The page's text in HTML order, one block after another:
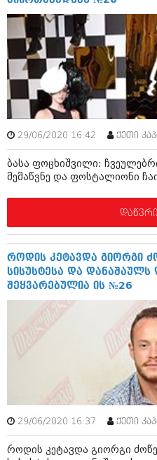
მედიცინა
სპორტი
კადრს მიღმა
კულინარია
ავტორჩევები
ბელადები
ბიზნესსიახლეები
გვარები
თემიდას სასწორი
იუმორი
კალეიდოსკოპი
ჰოროსკოპი და
კრიმინალი
რომანი და დეტექტივი
შოუბიზნესი
დაიჯესტი
კულინარია
ავტორჩევები
ბელადები
ბიზნესსიახლეები
გვარები
თემიდას სასწორი
იუმორი
ჰოროსკოპი და
კრიმინალი
რომანი და დეტექტივი
სახალისო ამბები
ქალი და მამაკაცი
ისტორია
სხვადასხვა
29/06/2020 16:42 ქეთი
ბასა ფოცხიშვილი:
მემაწვნე და ფოსტალიონი
როდის კეტავდა გიორგი
სისუსტესა და
შეყვარებულია ის №26
29/06/2020 16:37 ქეთი
როდის კეტავდა გიორგი